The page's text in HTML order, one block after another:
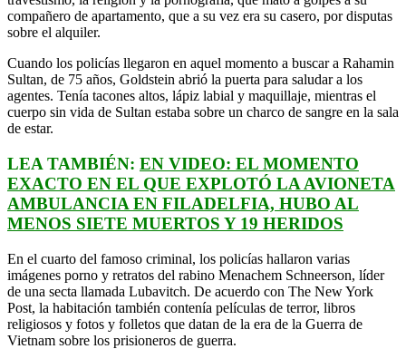
compañero de apartamento, que a su vez era su casero, por disputas
sobre el alquiler.
Cuando los policías llegaron en aquel momento a buscar a Rahamin
Sultan, de 75 años, Goldstein abrió la puerta para saludar a los
agentes. Tenía tacones altos, lápiz labial y maquillaje, mientras el
cuerpo sin vida de Sultan estaba sobre un charco de sangre en la sala
de estar.
LEA TAMBIÉN: EN VIDEO: EL MOMENTO
EXACTO EN EL QUE EXPLOTÓ LA AVIONETA
AMBULANCIA EN FILADELFIA, HUBO AL
MENOS SIETE MUERTOS Y 19 HERIDOS
En el cuarto del famoso criminal, los policías hallaron varias
imágenes porno y retratos del rabino Menachem Schneerson, líder
de una secta llamada Lubavitch. De acuerdo con The New York
Post, la habitación también contenía películas de terror, libros
religiosos y fotos y folletos que datan de la era de la Guerra de
Vietnam sobre los prisioneros de guerra.